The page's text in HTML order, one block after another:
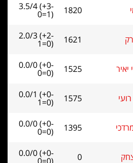
1820
3.5/4 (+3-
0=1)
2.0/3 (+2-
1=0)
1525
0.0/0 (+0-
0=0)
1575
0.0/1 (+0-
1=0)
1395
0.0/0 (+0-
0=0)
0.0/0 (+0-